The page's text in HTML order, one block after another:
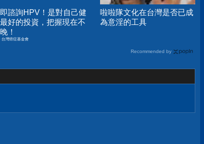
諮詢HPV！是對自己健
好的投資，把握現在不
！
台灣癌症基金會
啦啦隊文化在台灣是否已成
為意淫的工具
Recommended by